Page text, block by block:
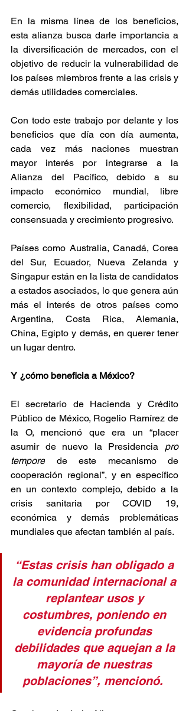
En la misma línea de los beneficios,
esta alianza busca darle importancia a
la diversificación de mercados, con el
objetivo de reducir la vulnerabilidad de
los países miembros frente a las crisis y
demás utilidades comerciales.
Con todo este trabajo por delante y los
beneficios que día con día aumenta,
cada vez más naciones muestran
mayor interés por integrarse a la
Alianza del Pacífico, debido a su
impacto económico mundial, libre
comercio, flexibilidad, participación
consensuada y crecimiento progresivo.
Países como Australia, Canadá, Corea
del Sur, Ecuador, Nueva Zelanda y
Singapur están en la lista de candidatos
a estados asociados, lo que genera aún
más el interés de otros países como
Argentina, Costa Rica, Alemania,
China, Egipto y demás, en querer tener
un lugar dentro.
Y ¿cómo beneficia a México?
El secretario de Hacienda y Crédito
Público de México, Rogelio Ramírez de
la O, mencionó que era un “placer
asumir de nuevo la Presidencia pro
tempore de este mecanismo de
cooperación regional”, y en específico
en un contexto complejo, debido a la
crisis sanitaria por COVID 19,
económica y demás problemáticas
mundiales que afectan también al país.
“Estas crisis han obligado a
la comunidad internacional a
replantear usos y
costumbres, poniendo en
evidencia profundas
debilidades que aquejan a la
mayoría de nuestras
poblaciones”, mencionó.